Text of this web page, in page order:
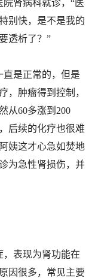
肾病科就诊，“医
别快，是不是我的
透析了？”
是正常的，但是
，肿瘤得到控制，
从60多涨到200
后续的化疗也很难
姨这才心急如焚地
为急性肾损伤，并
表现为肾功能在
因很多，常见主要